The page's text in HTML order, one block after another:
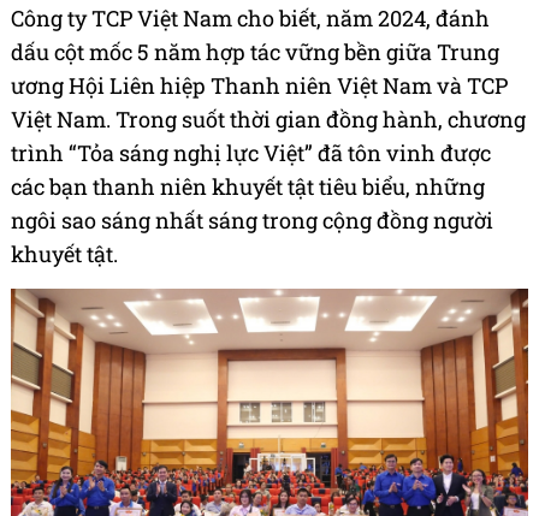
Công ty TCP Việt Nam cho biết, năm 2024, đánh
dấu cột mốc 5 năm hợp tác vững bền giữa Trung
ương Hội Liên hiệp Thanh niên Việt Nam và TCP
Việt Nam. Trong suốt thời gian đồng hành, chương
trình “Tỏa sáng nghị lực Việt” đã tôn vinh được
các bạn thanh niên khuyết tật tiêu biểu, những
ngôi sao sáng nhất sáng trong cộng đồng người
khuyết tật.